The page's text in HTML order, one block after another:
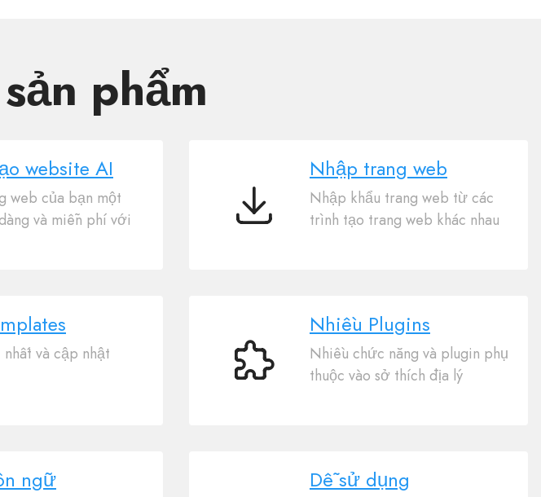
phẩm
website AI
web của bạn một
và miễn phí với
Nhập
Nhập trang web
Nhập khẩu trang web từ các
trình tạo trang web khác nhau
và cập nhật
Nhiều
Nhiều Plugins
Nhiều chức năng và plugin phụ
thuộc vào sở thích địa lý
ngữ Dễ sử dụng